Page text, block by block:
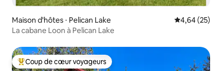
Maison d'hôtes ⋅ Pelican Lake Évaluation
4,64 (25)
La cabane Loon à Pelican Lake
Coups de cœur voyageurs les plus appréciés
Coup de cœur voyageurs